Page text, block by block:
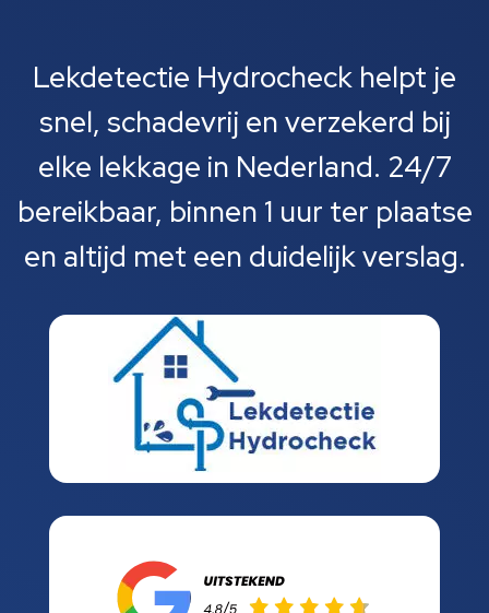
Lekdetectie Hydrocheck helpt je
snel, schadevrij en verzekerd bij
elke lekkage in Nederland. 24/7
bereikbaar, binnen 1 uur ter plaatse
en altijd met een duidelijk verslag.